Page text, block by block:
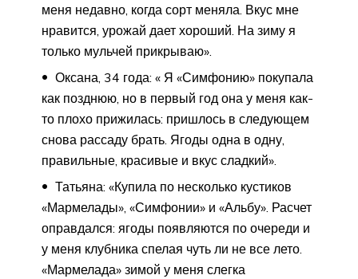
меня недавно, когда сорт меняла. Вкус мне
нравится, урожай дает хороший. На зиму я
только мульчей прикрываю».
Оксана, 34 года: « Я «Симфонию» покупала
как позднюю, но в первый год она у меня как-
то плохо прижилась: пришлось в следующем
снова рассаду брать. Ягоды одна в одну,
правильные, красивые и вкус сладкий».
Татьяна: «Купила по несколько кустиков
«Мармелады», «Симфонии» и «Альбу». Расчет
оправдался: ягоды появляются по очереди и
у меня клубника спелая чуть ли не все лето.
«Мармелада» зимой у меня слегка